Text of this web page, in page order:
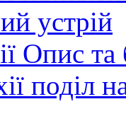
устрій
Опис та
поділ